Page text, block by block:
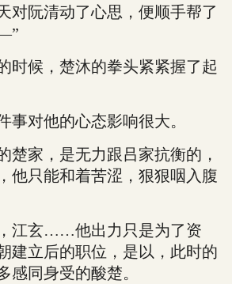
对阮清动了心思，便顺手帮了
候，楚沐的拳头紧紧握了起
对他的心态影响很大。
家，是无力跟吕家抗衡的，
他只能和着苦涩，狠狠咽入腹
玄……他出力只是为了资
建立后的职位，是以，此时的
感同身受的酸楚。